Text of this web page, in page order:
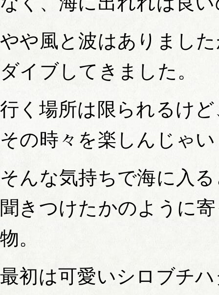
やや風と波はありまし
ダイブしてきました。
行く場所は限られるけ
その時々を楽しんじゃ
そんな気持ちで海に入
聞きつけたかのように
物。
最初は可愛いシロブチ